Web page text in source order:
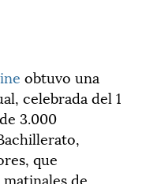
obtuvo una
celebrada del 1
3.000
que
de